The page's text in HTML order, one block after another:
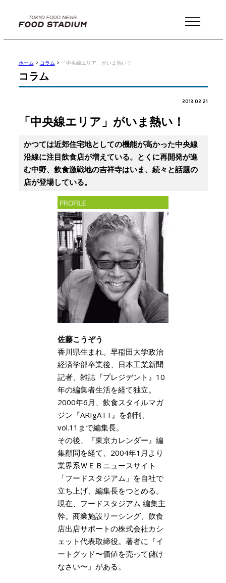
MENU
ホーム > コラム > 「中央線エリア」がいま熱い！
コラム
2013.02.21
「中央線エリア」がいま熱い！
かつては近郊住宅地としての機能が高かった中央線
沿線に注目飲食店が増えている。とくに再開発が進
む中野、飲食激戦地の吉祥寺はいま、続々と話題の
店が登場している。
佐藤こうぞう
香川県生まれ。早稲田大学政治
経済学部卒業後、日本工業新聞
記者、雑誌『プレジデント』10
年の編集者生活を経て独立。
2000年6月、飲食スタイルマガ
ジン『ARIgATT』を創刊、
vol.11まで編集長。
その後、『東京カレンダー』編
集顧問を経て、2004年1月より
業界系ＷＥＢニュースサイト
「フードスタジアム」を自社で
立ち上げ、編集長をつとめる。
現在、フードスタジアム 編集主
幹。商業施設リーシング、飲食
店出店サポートの株式会社カシ
ェット代表取締役。著者に『イ
ートグッド〜価値を売って儲け
なさい〜』がある。